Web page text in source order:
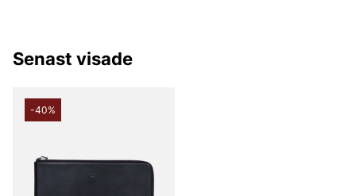
tidlöst och modernt. Produkterna är oftast enfärgade
men de samarbetar också med de bästa
leverantörerna i branschen som de utvecklar unika
är helt enkelt Tiger of Swedens signum.
Under åren har produktutbudet breddats och speciellt
utbudet för män. Idag kan du hitta både Tiger of
Senast visade
-40%